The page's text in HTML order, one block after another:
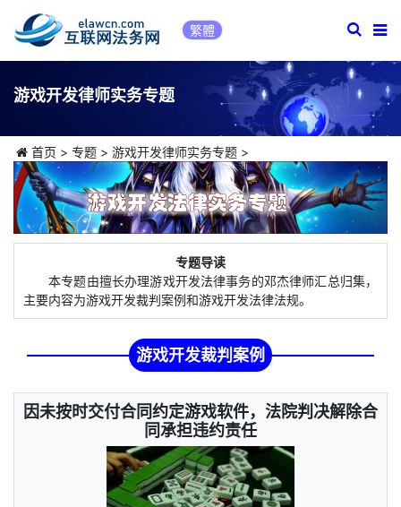
繁體
游戏开发律师实务专题
首页 > 专题> 游戏开发律师实务专题>
专题导读
本专题由擅长办理游戏开发法律事务的邓杰律师汇总归集，
主要内容为游戏开发裁判案例和游戏开发法律法规。
游戏开发裁判案例
因未按时交付合同约定游戏软件，法院判决解除合
同承担违约责任